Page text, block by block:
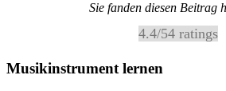
Sie fanden diesen Beitrag
4.4/54 ratings
Musikinstrument lernen